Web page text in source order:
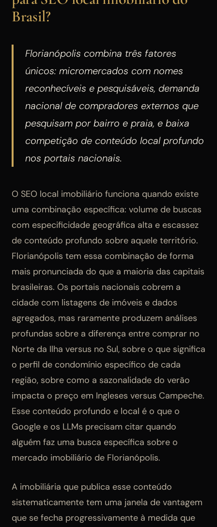
Brasil?
Florianópolis combina três fatores
únicos: micromercados com nomes
reconhecíveis e pesquisáveis, demanda
nacional de compradores externos que
pesquisam por bairro e praia, e baixa
competição de conteúdo local profundo
nos portais nacionais.
O SEO local imobiliário funciona quando existe
uma combinação específica: volume de buscas
com especificidade geográfica alta e escassez
de conteúdo profundo sobre aquele território.
Florianópolis tem essa combinação de forma
mais pronunciada do que a maioria das capitais
brasileiras. Os portais nacionais cobrem a
cidade com listagens de imóveis e dados
agregados, mas raramente produzem análises
profundas sobre a diferença entre comprar no
Norte da Ilha versus no Sul, sobre o que significa
o perfil de condomínio específico de cada
região, sobre como a sazonalidade do verão
impacta o preço em Ingleses versus Campeche.
Esse conteúdo profundo e local é o que o
Google e os LLMs precisam citar quando
alguém faz uma busca específica sobre o
mercado imobiliário de Florianópolis.
A imobiliária que publica esse conteúdo
sistematicamente tem uma janela de vantagem
que se fecha progressivamente à medida que